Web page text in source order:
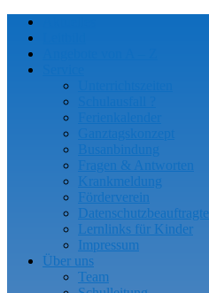
Ganztagskonzept
Busanbindung
Fragen & Antworten
Krankmeldung
Förderverein
Datenschutzbeauftragte
Lernlinks für Kinder
Impressum
Über uns
Team